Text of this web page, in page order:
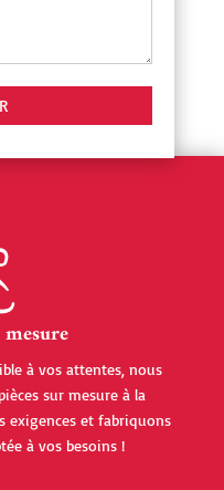
à vos attentes, nous
sur mesure à la
exigences et fabriquons
à vos besoins !